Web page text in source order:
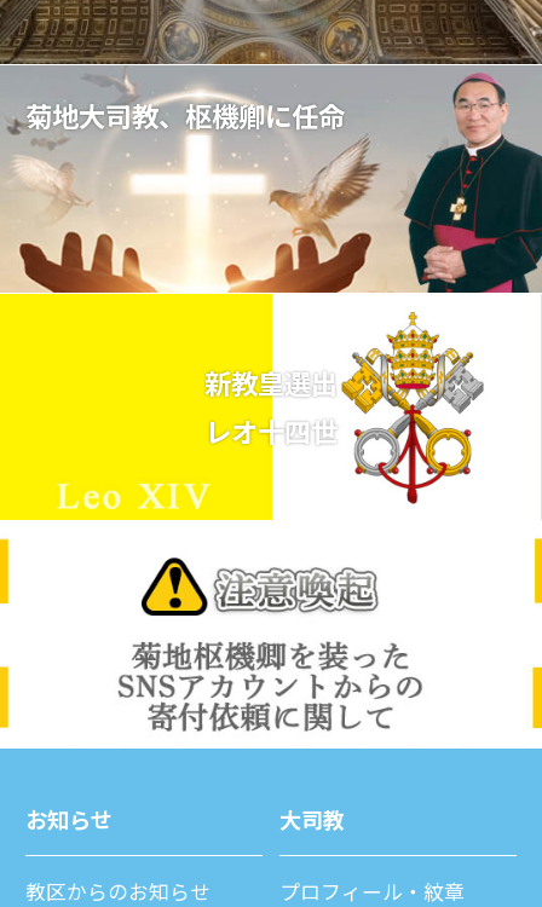
菊地大司教、枢機卿に任命
新教皇選出
レオ十四世
お知らせ
教区からのお知らせ
⼤司教
プロフィール・紋章